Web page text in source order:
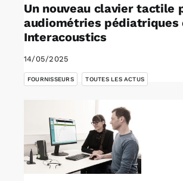
Un nouveau clavier tactile
audiométries pédiatriques
Interacoustics
14/05/2025
FOURNISSEURS TOUTES LES ACTUS